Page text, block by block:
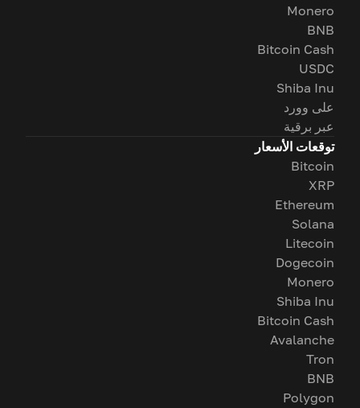
Monero
BNB
Bitcoin Cash
USDC
Shiba Inu
على وورد
عبر برقية
توقعات الأسعار
Bitcoin
XRP
Ethereum
Solana
Litecoin
Dogecoin
Monero
Shiba Inu
Bitcoin Cash
Avalanche
Tron
BNB
Polygon